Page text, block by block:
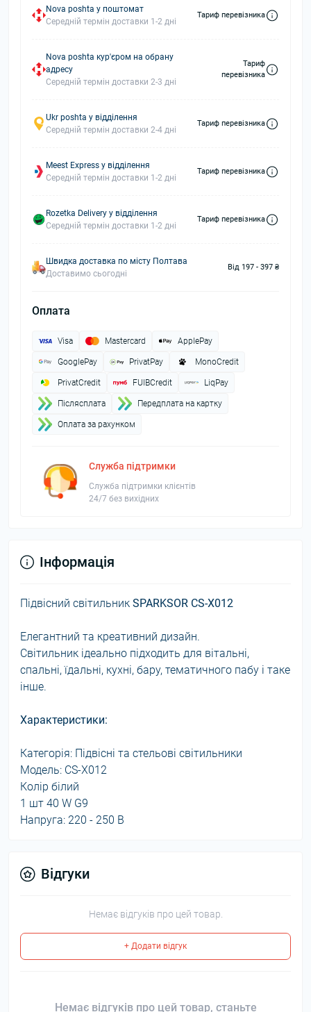
Nova poshta у поштомат
Середній термін доставки 1-2 дні
Тариф перевізника
Nova poshta кур'єром на обрану
адресу
Середній термін доставки 2-3 дні
Тариф
перевізника
Ukr poshta у відділення
Середній термін доставки 2-4 дні
Тариф перевізника
Meest Express у відділення
Середній термін доставки 1-2 дні
Тариф перевізника
Rozetka Delivery у відділення
Середній термін доставки 1-2 дні
Тариф перевізника
Швидка доставка по місту Полтава
Доставимо сьогодні
Від 197 - 397 ₴
Оплата
Visa Mastercard ApplePay
GooglePay PrivatPay MonoCredit
PrivatCredit FUIBCredit LiqPay
Пiслясплата Передплата на картку
Оплата за рахунком
Служба підтримки
Служба підтримки клієнтів
24/7 без вихідних
Інформація
Підвісний світильник SPARKSOR CS-X012
Елегантний та креативний дизайн.
Світильник ідеально підходить для вітальні,
спальні, їдальні, кухні, бару, тематичного пабу і таке
інше.
Характеристики:
Категорія: Підвісні та стельові світильники
Модель: CS-X012
Колір білий
1 шт 40 W G9
Напруга: 220 - 250 В
Відгуки
Немає відгуків про цей товар.
+ Додати відгук
Немає відгуків про цей товар, станьте